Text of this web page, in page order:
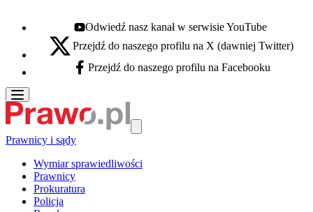
Youtube - otwiera się w nowej karcie
Odwiedź nasz kanał w serwisie YouTube
X - otwiera się w nowej karcie
Przejdź do naszego profilu na X (dawniej Twitter)
Facebook - otwiera się w nowej karcie
Przejdź do naszego profilu na Facebooku
Prawnicy i sądy
Wymiar sprawiedliwości
Prawnicy
Prokuratura
Policja